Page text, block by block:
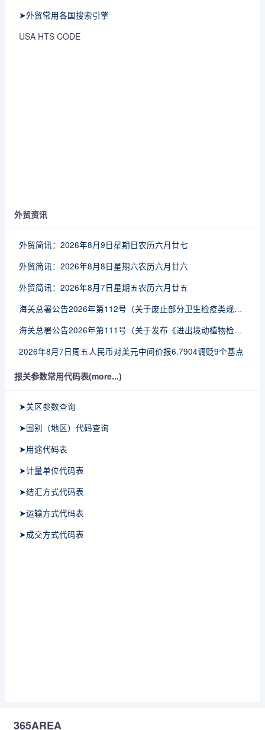
➤外贸常用各国搜索引擎
USA HTS CODE
外贸资讯
外贸简讯：2026年8月9日星期日农历六月廿七
外贸简讯：2026年8月8日星期六农历六月廿六
外贸简讯：2026年8月7日星期五农历六月廿五
海关总署公告2026年第112号（关于废止部分卫生检疫类规范性文件的公告）
海关总署公告2026年第111号（关于发布《进出境动植物检疫处理监督管理工作规定》《进出境卫生处理监督管理工作规定》的公告）
2026年8月7日周五人民币对美元中间价报6.7904调贬9个基点
报关参数常用代码表(more...)
➤关区参数查询
➤国别（地区）代码查询
➤用途代码表
➤计量单位代码表
➤结汇方式代码表
➤运输方式代码表
➤成交方式代码表
365AREA